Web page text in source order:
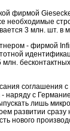
фирмой
3 млн. шт. в
- фирмой
с
лишь
развитии